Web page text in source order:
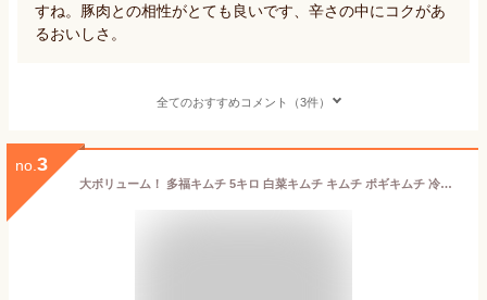
すね。豚肉との相性がとても良いです、辛さの中にコクがあ
るおいしさ。
全てのおすすめコメント（3件）
no. 3
大ボリューム！ 多福キムチ 5キロ 白菜キムチ キムチ ポギキムチ 冷蔵便 業務用キムチ 韓国レストランでも大人気♪